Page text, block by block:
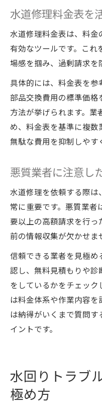
水道修理料金表を
水道修理料金表は、料金
有効なツールです。これ
場感を掴み、過剰請求を
具体的には、料金表を参
部品交換費用の標準価
方法が挙げられます。業
め、料金表を基準に複数
無駄な費用を抑制しやす
悪質業者に注意し
水道修理を依頼する際
常に重要です。悪質業者
要以上の高額請求を行
前の情報収集が欠かせま
信頼できる業者を見極
認し、無料見積もりや
をしているかをチェッ
は料金体系や作業内容
は納得がいくまで質問
イントです。
水回りトラブ
極め方